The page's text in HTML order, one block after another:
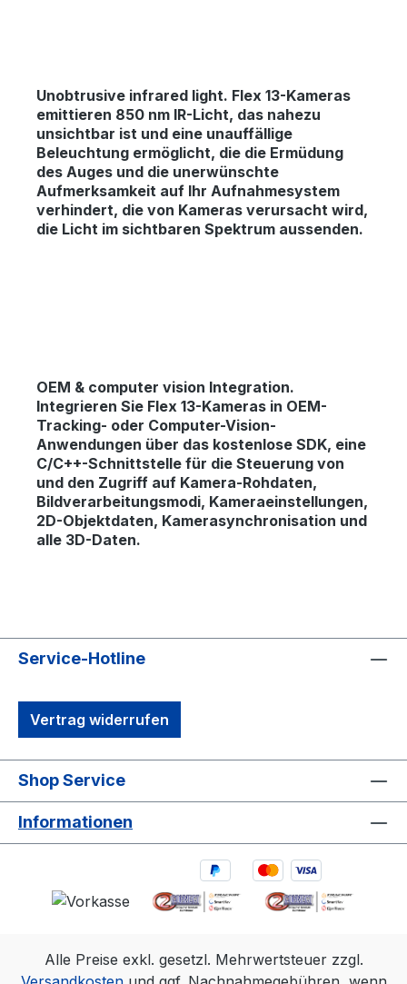
Unobtrusive infrared light. Flex 13-Kameras
emittieren 850 nm IR-Licht, das nahezu
unsichtbar ist und eine unauffällige
Beleuchtung ermöglicht, die die Ermüdung
des Auges und die unerwünschte
Aufmerksamkeit auf Ihr Aufnahmesystem
verhindert, die von Kameras verursacht wird,
die Licht im sichtbaren Spektrum aussenden.
OEM & computer vision Integration.
Integrieren Sie Flex 13-Kameras in OEM-
Tracking- oder Computer-Vision-
Anwendungen über das kostenlose SDK, eine
C/C++-Schnittstelle für die Steuerung von
und den Zugriff auf Kamera-Rohdaten,
Bildverarbeitungsmodi, Kameraeinstellungen,
2D-Objektdaten, Kamerasynchronisation und
alle 3D-Daten.
Service-Hotline
Vertrag widerrufen
Shop Service
Informationen
Alle Preise exkl. gesetzl. Mehrwertsteuer zzgl.